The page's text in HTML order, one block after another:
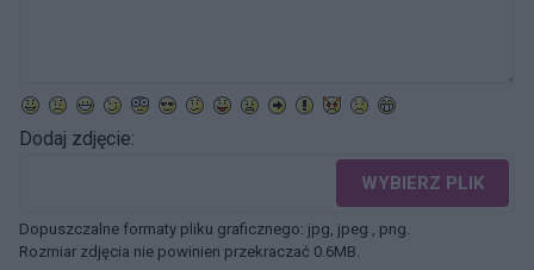
Dodaj zdjęcie:
WYBIERZ PLIK
Dopuszczalne formaty pliku graficznego: jpg, jpeg , png.
Rozmiar zdjęcia nie powinien przekraczać 0.6MB.